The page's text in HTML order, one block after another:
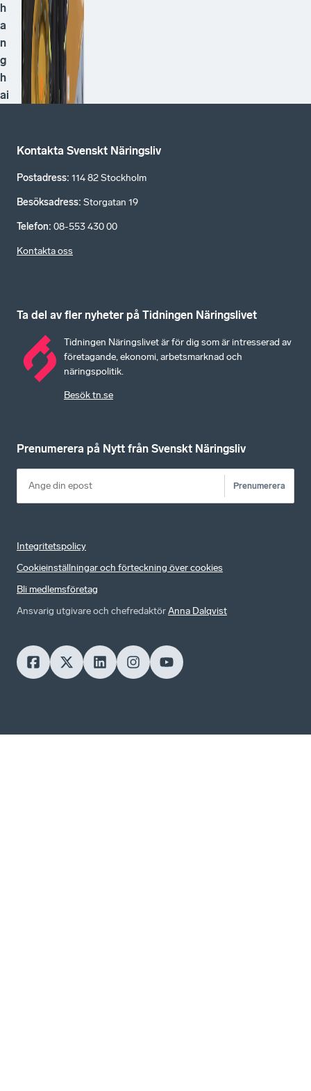
h
a
n
g
h
ai
Kontakta Svenskt Näringsliv
Postadress: 114 82 Stockholm
Besöksadress: Storgatan 19
Telefon: 08-553 430 00
Kontakta oss
Ta del av fler nyheter på Tidningen Näringslivet
Tidningen Näringslivet är för dig som är intresserad av
företagande, ekonomi, arbetsmarknad och
näringspolitik.
Besök tn.se
Prenumerera på Nytt från Svenskt Näringsliv
Prenumerera
Integritetspolicy
Cookieinställningar och förteckning över cookies
Bli medlemsföretag
Ansvarig utgivare och chefredaktörAnna Dalqvist